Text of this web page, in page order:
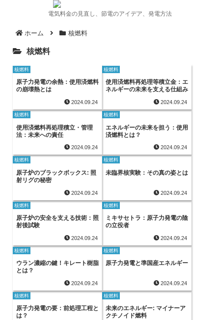
電気料金の見直し、節電のアイデア、発電方法
ホーム 核燃料
核燃料
核燃料
原子力発電の余熱：使用済燃料
の崩壊熱とは
2024.09.24
核燃料
使用済燃料再処理等積立金：エ
ネルギーの未来を支える仕組み
2024.09.24
核燃料
使用済燃料再処理積立・管理
法：未来への責任
2024.09.24
核燃料
エネルギーの未来を担う：使用
済燃料とは？
2024.09.24
核燃料
原子炉のブラックボックス: 照
射リグの秘密
2024.09.24
核燃料
未臨界核実験：その真の姿とは
2024.09.24
核燃料
原子炉の安全を支える技術：照
射後試験
2024.09.24
核燃料
ミキサセトラ：原子力発電の陰
の立役者
2024.09.24
核燃料
ウラン濃縮の鍵！キレート樹脂
とは？
2024.09.24
核燃料
原子力発電と準国産エネルギー
2024.09.24
核燃料
原子力発電の要：前処理工程と
は？
核燃料
未来のエネルギー: マイナーア
クチノイド燃料